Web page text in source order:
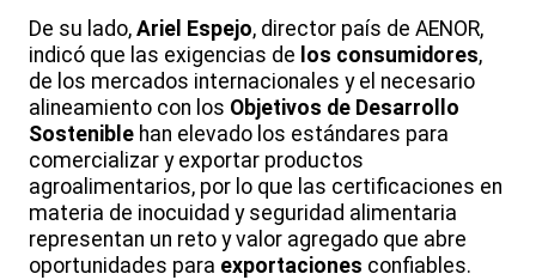
De su lado, Ariel Espejo, director país de AENOR,
indicó que las exigencias de los consumidores,
de los mercados internacionales y el necesario
alineamiento con los Objetivos de Desarrollo
Sostenible han elevado los estándares para
comercializar y exportar productos
agroalimentarios, por lo que las certificaciones en
materia de inocuidad y seguridad alimentaria
representan un reto y valor agregado que abre
oportunidades para exportaciones confiables.